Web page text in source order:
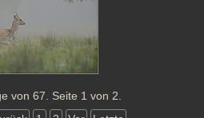
von 67. Seite 1 von 2.